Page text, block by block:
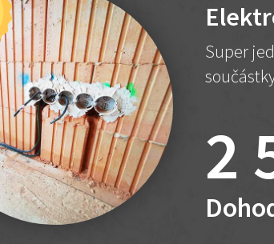
Super
2